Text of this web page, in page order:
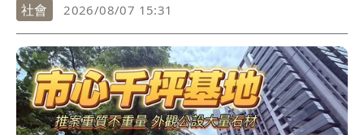
社會
2026/08/07 15:31